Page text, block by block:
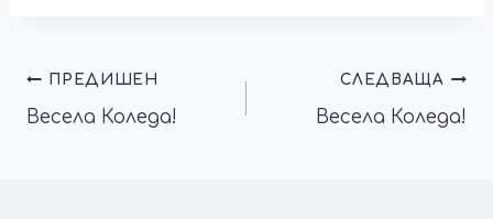
ПРЕДИШЕН
Весела Коледа!
СЛЕДВАЩА
Весела Коледа!